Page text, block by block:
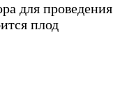
для проведения
плод